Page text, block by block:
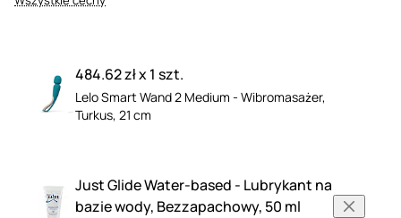
484.62 zł x 1 szt.
Lelo Smart Wand 2 Medium - Wibromasażer,
Turkus, 21 cm
Just Glide Water-based - Lubrykant na
bazie wody, Bezzapachowy, 50 ml